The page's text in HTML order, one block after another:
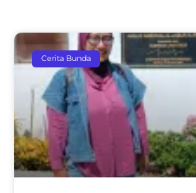
Cerita Bunda